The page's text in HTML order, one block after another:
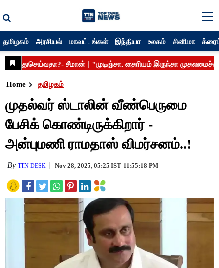
தமிழகம் அரசியல் மாவட்டங்கள் இந்தியா உலகம் சினிமா
Home தமிழகம்
முதல்வர் ஸ்டாலின் வீண்பெருமை
பேசிக் கொண்டிருக்கிறார் -
அன்புமணி ராமதாஸ் விமர்சனம்..!
ByTTN DESK Nov 28, 2025, 05:25 IST 11:55:18 PM